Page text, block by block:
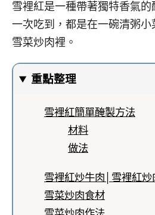
雪裡紅是一種帶著獨特香氣
一次吃到，都是在一碗清粥
雪菜炒肉裡。
重點整理
雪裡紅簡單醃製方法
材料
做法
雪裡紅炒牛肉│雪裡紅炒
雪菜炒肉食材